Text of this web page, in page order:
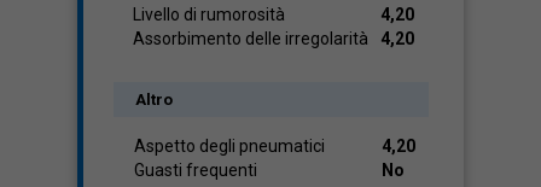
Livello di rumorosità
4,20
Assorbimento delle irregolarità
4,20
Altro
Aspetto degli pneumatici
4,20
Guasti frequenti
No